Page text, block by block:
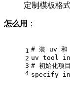
定制模板格
怎么用 ：
1
2
3
4
# 装 uv 和
uv tool
# 初始化项
specify